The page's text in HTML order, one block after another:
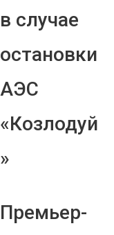
в случае
остановки
АЭС
«Козлодуй
»
Премьер-